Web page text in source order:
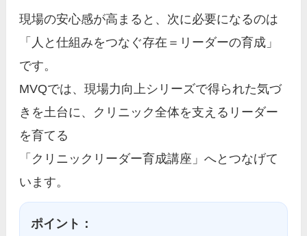
現場の安心感が高まると、次に必要になるのは
「人と仕組みをつなぐ存在＝リーダーの育成」
です。
MVQでは、現場力向上シリーズで得られた気づ
きを土台に、クリニック全体を支えるリーダー
を育てる
「クリニックリーダー育成講座」へとつなげて
います。
ポイント：